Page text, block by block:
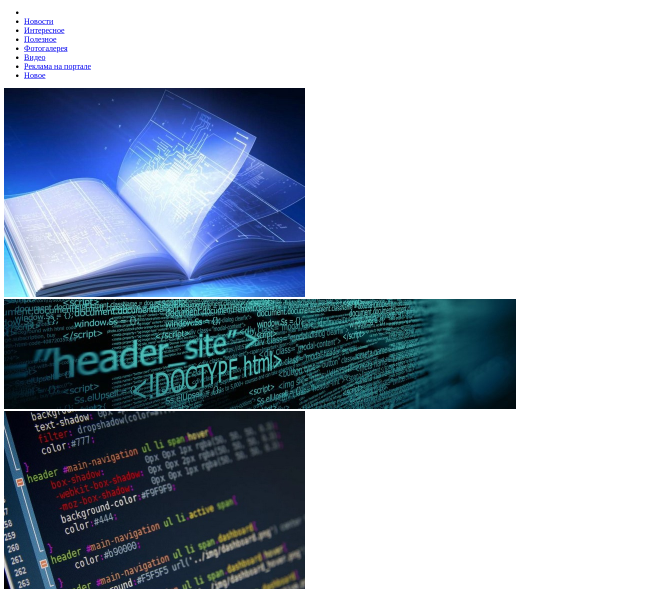
Новости
Интересное
Полезное
Фотогалерея
Видео
Реклама на портале
Новое